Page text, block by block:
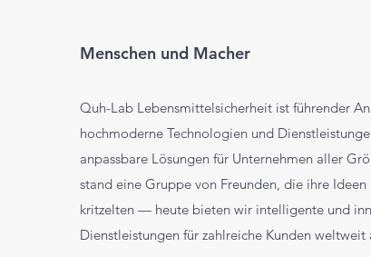
Menschen und Macher
Quh-Lab Lebensmittelsicherheit ist führender
hochmoderne Technologien und
anpassbare Lösungen für Unternehmen aller
stand eine Gruppe von Freunden, die ihre
kritzelten — heute bieten wir intelligente und
Dienstleistungen für zahlreiche Kunden weltweit